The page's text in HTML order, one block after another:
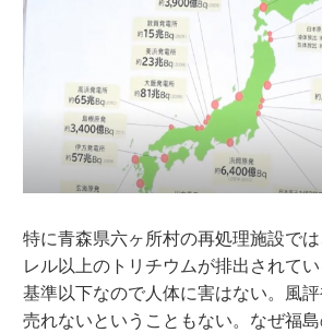
特に青森県六ヶ所村の再処理施設で
レル以上のトリチウムが排出されて
基準以下なので人体に害はない。風
売れないということもない。なぜ福